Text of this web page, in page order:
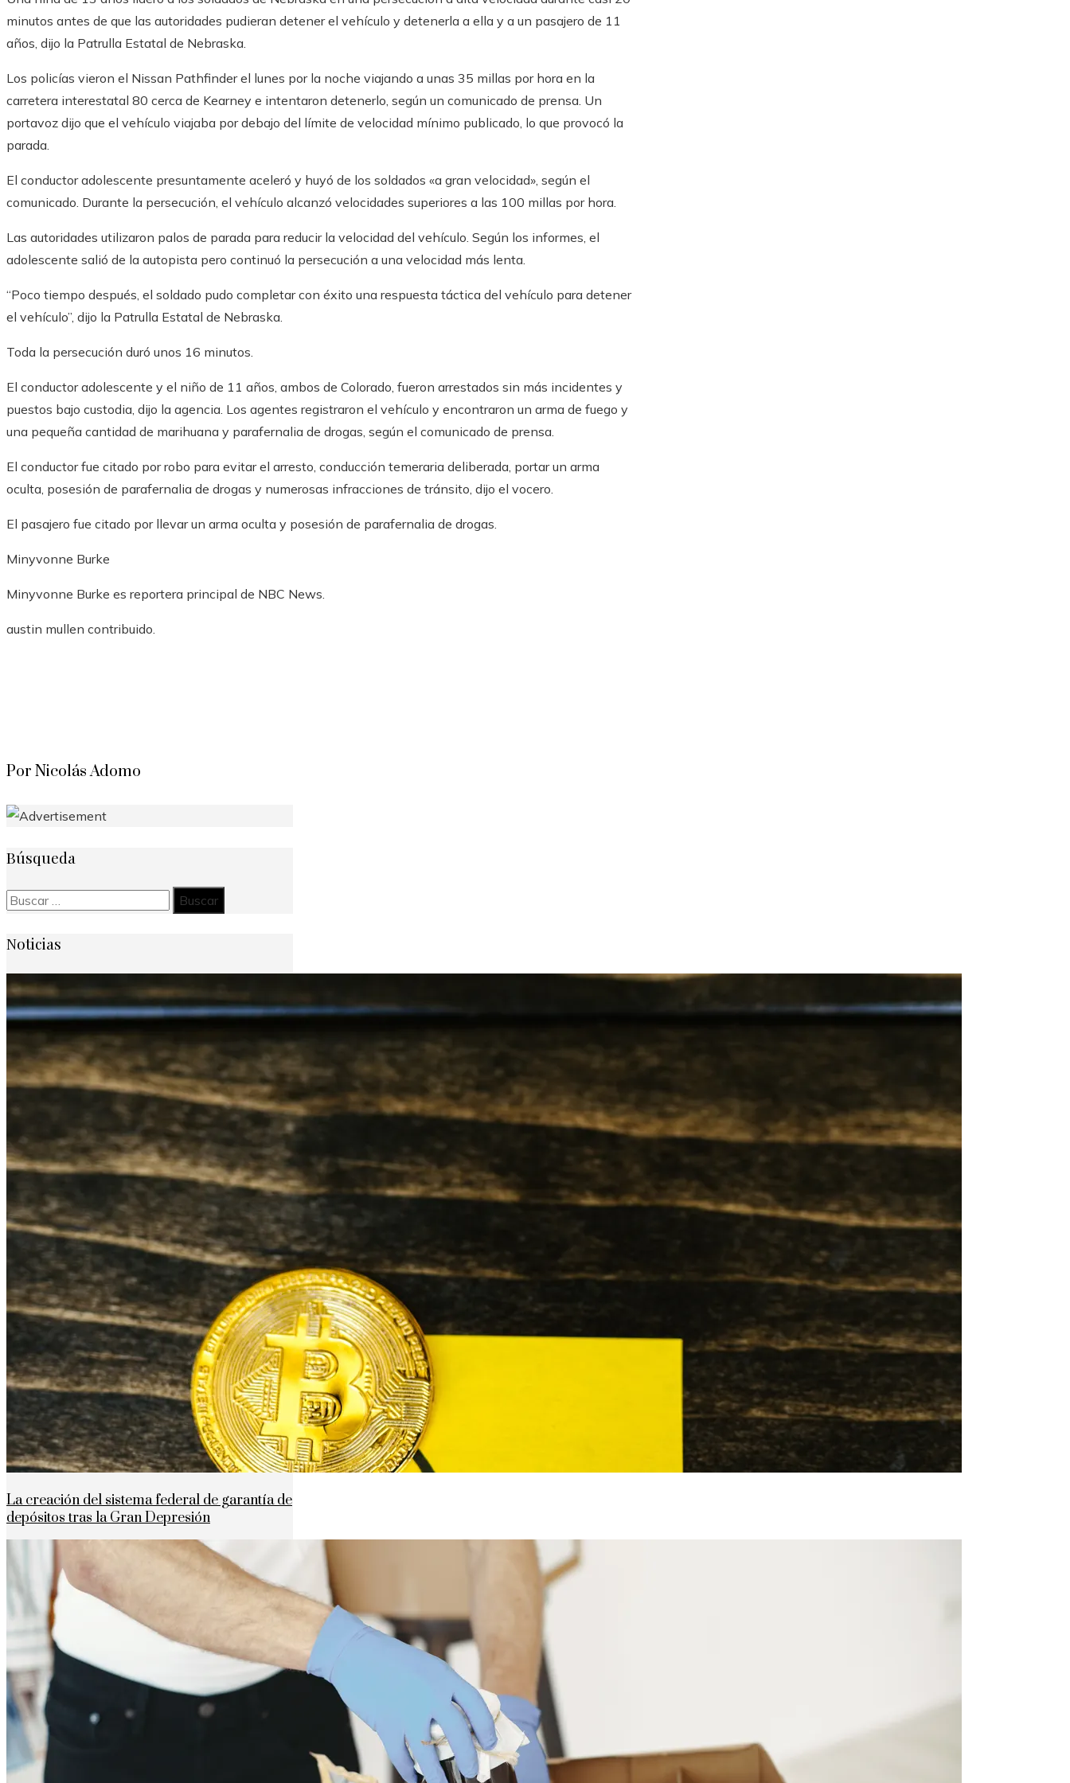
minutos antes de que las autoridades pudieran detener el vehículo y detenerla a ella y a un pasajero de 11
años, dijo la Patrulla Estatal de Nebraska.
Los policías vieron el Nissan Pathfinder el lunes por la noche viajando a unas 35 millas por hora en la
carretera interestatal 80 cerca de Kearney e intentaron detenerlo, según un comunicado de prensa. Un
portavoz dijo que el vehículo viajaba por debajo del límite de velocidad mínimo publicado, lo que provocó la
parada.
El conductor adolescente presuntamente aceleró y huyó de los soldados «a gran velocidad», según el
comunicado. Durante la persecución, el vehículo alcanzó velocidades superiores a las 100 millas por hora.
Las autoridades utilizaron palos de parada para reducir la velocidad del vehículo. Según los informes, el
adolescente salió de la autopista pero continuó la persecución a una velocidad más lenta.
“Poco tiempo después, el soldado pudo completar con éxito una respuesta táctica del vehículo para detener
el vehículo”, dijo la Patrulla Estatal de Nebraska.
Toda la persecución duró unos 16 minutos.
El conductor adolescente y el niño de 11 años, ambos de Colorado, fueron arrestados sin más incidentes y
puestos bajo custodia, dijo la agencia. Los agentes registraron el vehículo y encontraron un arma de fuego y
una pequeña cantidad de marihuana y parafernalia de drogas, según el comunicado de prensa.
El conductor fue citado por robo para evitar el arresto, conducción temeraria deliberada, portar un arma
oculta, posesión de parafernalia de drogas y numerosas infracciones de tránsito, dijo el vocero.
El pasajero fue citado por llevar un arma oculta y posesión de parafernalia de drogas.
Minyvonne Burke
Minyvonne Burke es reportera principal de NBC News.
austin mullen contribuido.
Por Nicolás Adomo
Búsqueda
Buscar:
Noticias
La creación del sistema federal de garantía de
depósitos tras la Gran Depresión